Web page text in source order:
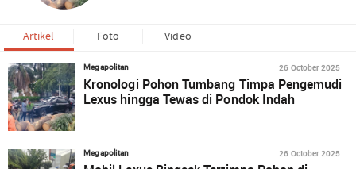
Artikel Foto Video
Megapolitan 26 October 2025
Kronologi Pohon Tumbang Timpa Pengemudi
Lexus hingga Tewas di Pondok Indah
Megapolitan 26 October 2025